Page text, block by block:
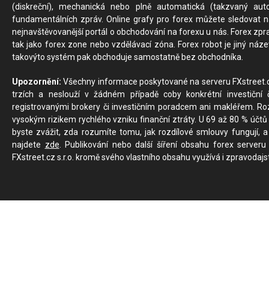
(diskreční), mechanická nebo plně automatická (takzvaný
fundamentálních zpráv. Online grafy pro forex můžete sledovat
nejnavštěvovanější portál o obchodování na forexu u nás. Forex
tak jako forex zone nebo vzdělávací zóna. Forex robot je jiný
takovýto systém pak obchoduje samostatně bez obchodníka.
Upozornění: Všechny informace poskytované na serveru
trzích a neslouží v žádném případě coby konkrétní investiční
registrovanými brokery či investičním poradcem ani makléřem.
vysokým rizikem rychlého vzniku finanční ztráty. U 69 až 80 %
byste zvážit, zda rozumíte tomu, jak rozdílové smlouvy fungují,
najdete zde. Publikování nebo další šíření obsahu forex
FXstreet.cz s.r.o. kromě svého vlastního obsahu využívá i